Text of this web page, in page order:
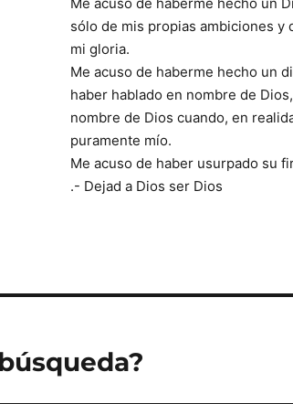
sólo de mis propias ambiciones
mi gloria.
Me acuso de haberme hecho un
haber hablado en nombre de
nombre de Dios cuando, en
puramente mío.
Me acuso de haber usurpado su
.- Dejad a Dios ser Dios